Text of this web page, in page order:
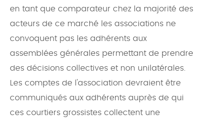
en tant que comparateur chez la majorité des
acteurs de ce marché les associations ne
convoquent pas les adhérents aux
assemblées générales permettant de prendre
des décisions collectives et non unilatérales.
Les comptes de l'association devraient être
communiqués aux adhérents auprès de qui
ces courtiers grossistes collectent une